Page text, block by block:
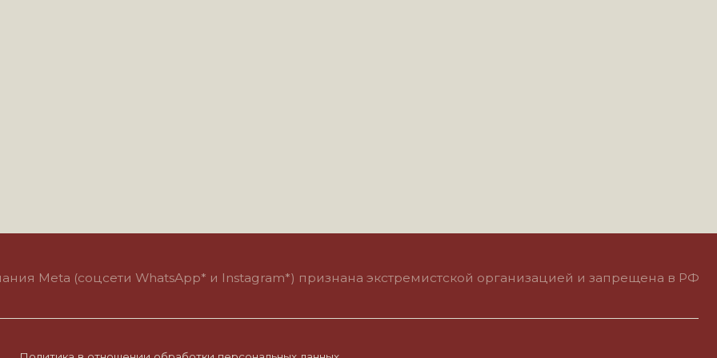
в отношении обработки персональных данных